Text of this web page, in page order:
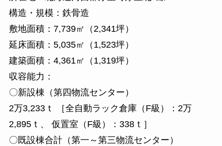
構造・規模：鉄骨造
敷地面積：7,739㎡（2,341坪）
延床面積：5,035㎡（1,523坪）
建築面積：4,361㎡（1,319坪）
収容能力：
〇新設棟（第四物流センター）
2万3,233ｔ ［全自動ラック倉庫（F級）：2万
2,895ｔ、 仮置室（F級）：338ｔ］
〇既設棟合計（第一～第三物流センター）